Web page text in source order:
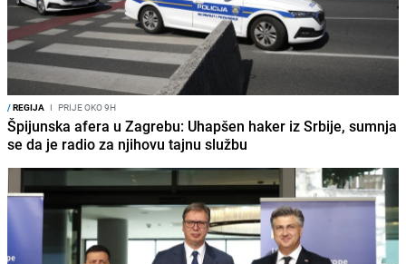
/REGIJA I PRIJE OKO 9H
Špijunska afera u Zagrebu: Uhapšen haker iz Srbije, sumnja
se da je radio za njihovu tajnu službu